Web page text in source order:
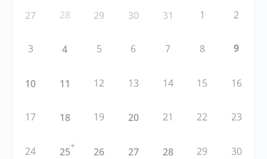
27 28 29 30 31 1 2
3 4 5 6 7 8 9
10 11 12 13 14 15 16
17 18 19 20 21 22 23
24 25
+
26 27 28 29 30